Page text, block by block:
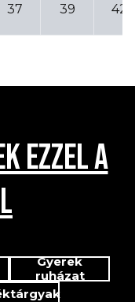
37 39 42
EZZEL A
Gyerek
ruházat